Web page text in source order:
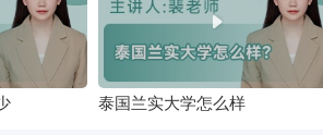
泰国兰实大学怎么样